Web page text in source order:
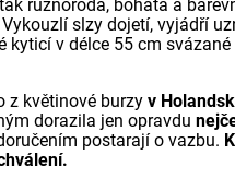
různorodá, bohatá a
Vykouzlí slzy dojetí, vyjádří
kyticí v délce 55 cm
z květinové burzyv
dorazila jen opravdu
postarají o vazbu.